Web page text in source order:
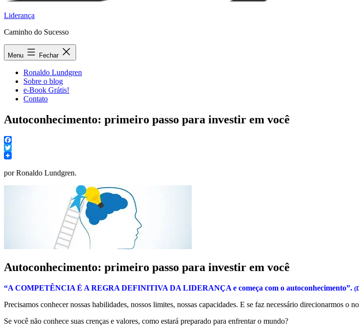
Liderança
Caminho do Sucesso
Menu Fechar
Ronaldo Lundgren
Sobre o blog
e-Book Grátis!
Contato
Autoconhecimento: primeiro passo para investir em você
Facebook
Twitter
por Ronaldo Lundgren.
Autoconhecimento: primeiro passo para investir em você
“A COMPETÊNCIA É A REGRA DEFINITIVA DA LIDERANÇA e começa com o autoconhecimento”.
Precisamos conhecer nossas habilidades, nossos limites, nossas capacidades. E se faz necessário direcionarmos o
Se você não conhece suas crenças e valores, como estará preparado para enfrentar o mundo?